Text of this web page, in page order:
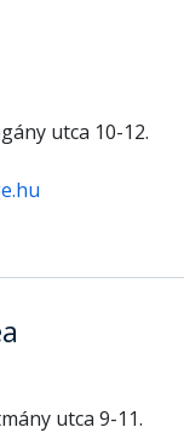
utca 10-12.
utca 9-11.